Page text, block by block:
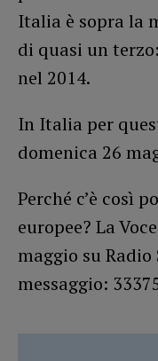
Italia è sopra la
di quasi un
nel 2014.
In Italia per
domenica 26
Perché c’è così
europee? La
maggio su
messaggio: